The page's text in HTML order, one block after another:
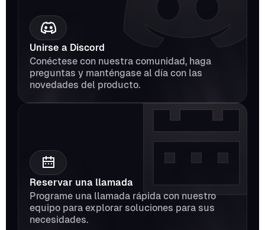
Unirse a Discord
Conéctese con nuestra comunidad, haga
preguntas y manténgase al día con las
novedades del producto.
Reservar una llamada
Programe una llamada rápida con nuestro
equipo para explorar soluciones para sus
necesidades.